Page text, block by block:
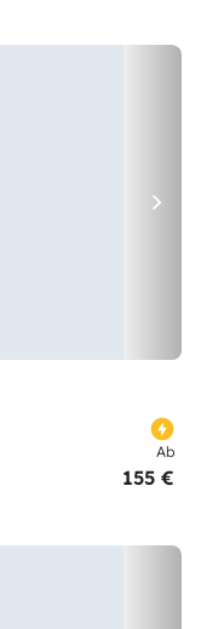
Ab
155 €